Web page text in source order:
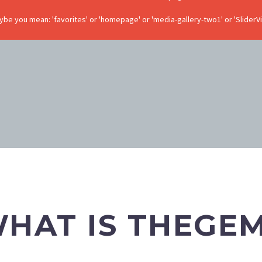
you mean: 'favorites' or 'homepage' or 'media-gallery-two1' or
IS